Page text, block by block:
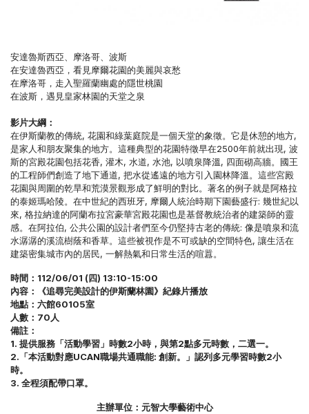
安達魯斯西亞、摩洛哥、波斯
在安達魯西亞，看見摩爾花園的美麗與哀愁
在摩洛哥，走入聖羅蘭幽處的隱世桃園
在波斯，遇見皇家林園的天堂之泉
影片大綱：
在伊斯蘭教的傳統, 花園和綠葉庭院是一個天堂的象徵。它是休憩的地方,
是家人和朋友聚集的地方。這種典型的花園特徵早在2500年前就出現, 波
斯的宮殿花園包括花香, 灌木, 水道, 水池, 以噴泉降溫, 四面砌高牆。國王
的工程師們創造了地下通道, 把水從遙遠的地方引入園林降溫。這些宮殿
花園與周圍的乾旱和荒漠景觀形成了鮮明的對比。著名的例子就是阿格拉
的泰姬瑪哈陵。在中世紀的西班牙, 摩爾人統治時期下園藝盛行: 幾世紀以
來, 格拉納達的阿蘭布拉宮豪華宮殿花園也是基督教統治者的建築師的靈
感。在阿拉伯, 公共公園的設計者們至今仍堅持古老的傳統: 像是噴泉和流
水潺潺的溪流樹蔭和香草。這些被視作是不可或缺的空間特色, 讓生活在
建築密集城市內的居民, 一解熱氣和日常生活的喧囂。
時間：112/06/01 (四) 13:10-15:00
內容：《追尋完美設計的伊斯蘭林園》紀錄片播放
地點：六館60105室
人數：70人
備註：
1. 提供服務「活動學習」時數2小時，與第2點多元時數，二選一。
2.「本活動對應UCAN職場共通職能: 創新。」認列多元學習時數2小
時。
3. 全程須配帶口罩。
主辦單位：元智大學藝術中心